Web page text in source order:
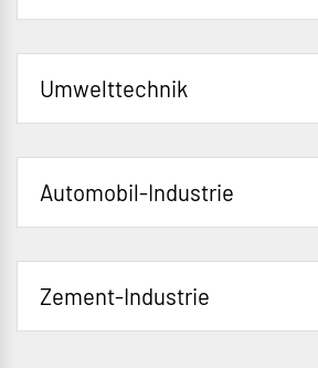
Umwelttechnik
Automobil-Industrie
Zement-Industrie